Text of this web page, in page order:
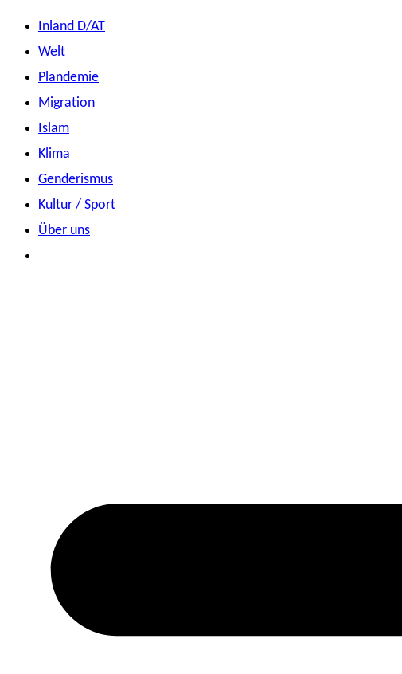
Zum
Inhalt
springen
Inland D/AT
Welt
Plandemie
Migration
Islam
Klima
Genderismus
Kultur / Sport
Über uns